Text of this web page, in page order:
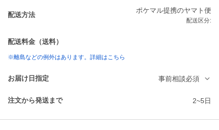
配送方法
ポケマル提携のヤマト便
配送区分:
配送料金（送料）
※離島などの例外はあります。詳細はこちら
お届け日指定 事前相談必須
注文から発送まで 2~5日